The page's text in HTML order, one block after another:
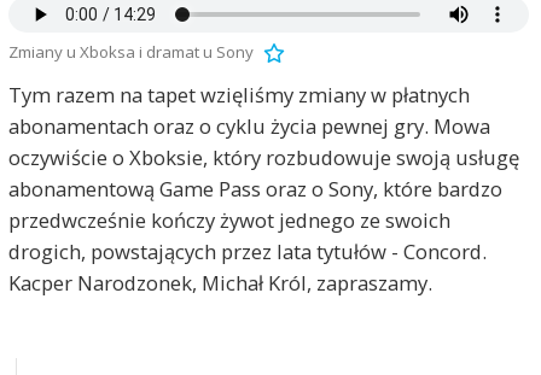
Zmiany u Xboksa i dramat u Sony
Tym razem na tapet wzięliśmy zmiany w płatnych
abonamentach oraz o cyklu życia pewnej gry. Mowa
oczywiście o Xboksie, który rozbudowuje swoją usługę
abonamentową Game Pass oraz o Sony, które bardzo
przedwcześnie kończy żywot jednego ze swoich
drogich, powstających przez lata tytułów - Concord.
Kacper Narodzonek, Michał Król, zapraszamy.